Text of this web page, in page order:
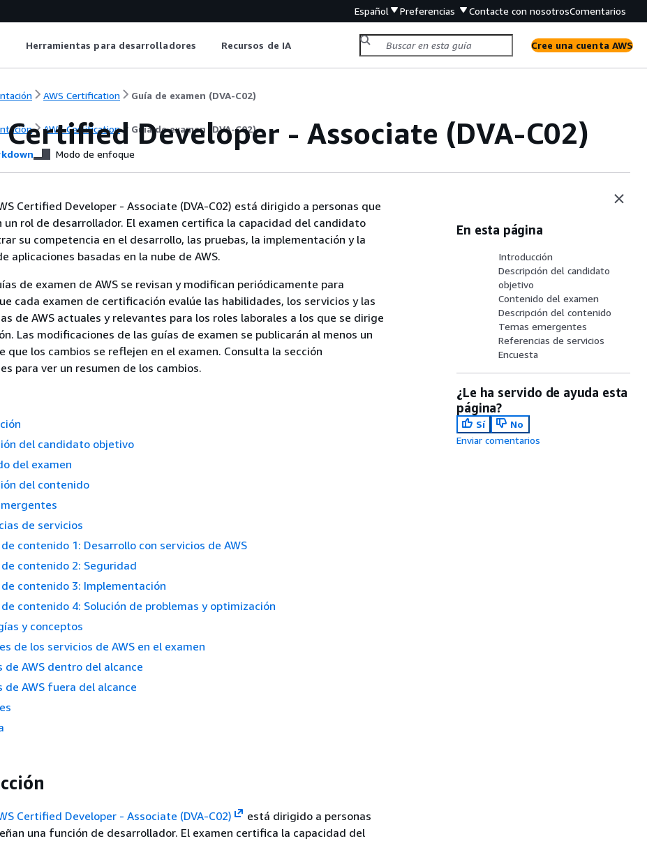
Español Preferencias Contacte con nosotrosComentarios
Herramientas para desarrolladores Recursos de IA Cree una cuenta AWS
AWS Certification Guía de examen (DVA-C02)
AWS Certification Guía de examen (DVA-C02)
Certified Developer - Associate (DVA-C02)
Modo de enfoque
Certified Developer - Associate (DVA-C02) está dirigido a personas que
un rol de desarrollador. El examen certifica la capacidad del candidato
su competencia en el desarrollo, las pruebas, la implementación y la
aplicaciones basadas en la nube de AWS.
de examen de AWS se revisan y modifican periódicamente para
cada examen de certificación evalúe las habilidades, los servicios y las
de AWS actuales y relevantes para los roles laborales a los que se dirige
Las modificaciones de las guías de examen se publicarán al menos un
que los cambios se reflejen en el examen. Consulta la sección
para ver un resumen de los cambios.
del candidato objetivo
del examen
del contenido
de servicios
contenido 1: Desarrollo con servicios de AWS
contenido 2: Seguridad
contenido 3: Implementación
contenido 4: Solución de problemas y optimización
y conceptos
de los servicios de AWS en el examen
de AWS dentro del alcance
de AWS fuera del alcance
Certified Developer - Associate (DVA-C02)
está dirigido a personas
una función de desarrollador. El examen certifica la capacidad del
En esta página
Introducción
Descripción del candidato
objetivo
Contenido del examen
Descripción del contenido
Temas emergentes
Referencias de servicios
Encuesta
¿Le ha servido de ayuda esta
página?
Sí
No
Enviar comentarios